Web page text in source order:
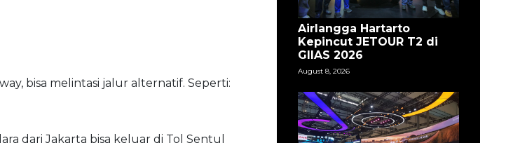
bisa melintasi jalur alternatif. Seperti:
dari Jakarta bisa keluar di Tol Sentul
Airlangga Hartarto
Kepincut JETOUR T2 di
GIIAS 2026
August 8, 2026